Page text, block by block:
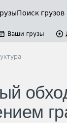
Поиск грузов
Ваши грузы